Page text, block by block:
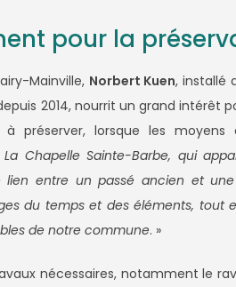
pour la
Mainville, Norbert Kuen, installé
2014, nourrit un grand intérêt
à préserver, lorsque les
La Chapelle Sainte-Barbe, qui
lien entre un passé ancien et
du temps et des éléments, tout
de notre commune. »
nécessaires, notamment le